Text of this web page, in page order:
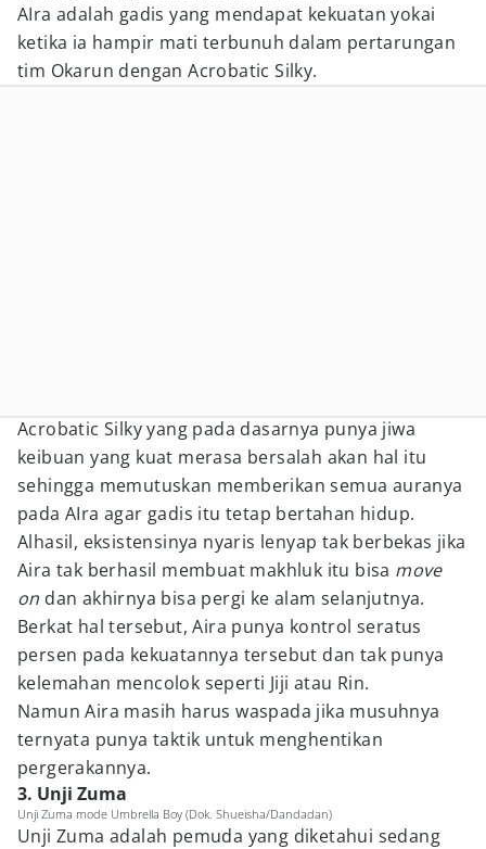
AIra adalah gadis yang mendapat kekuatan yokai
ketika ia hampir mati terbunuh dalam pertarungan
tim Okarun dengan Acrobatic Silky.
Acrobatic Silky yang pada dasarnya punya jiwa
keibuan yang kuat merasa bersalah akan hal itu
sehingga memutuskan memberikan semua auranya
pada AIra agar gadis itu tetap bertahan hidup.
Alhasil, eksistensinya nyaris lenyap tak berbekas jika
Aira tak berhasil membuat makhluk itu bisa move
on dan akhirnya bisa pergi ke alam selanjutnya.
Berkat hal tersebut, Aira punya kontrol seratus
persen pada kekuatannya tersebut dan tak punya
kelemahan mencolok seperti Jiji atau Rin.
Namun Aira masih harus waspada jika musuhnya
ternyata punya taktik untuk menghentikan
pergerakannya.
3. Unji Zuma
Unji Zuma mode Umbrella Boy (Dok. Shueisha/Dandadan)
Unji Zuma adalah pemuda yang diketahui sedang